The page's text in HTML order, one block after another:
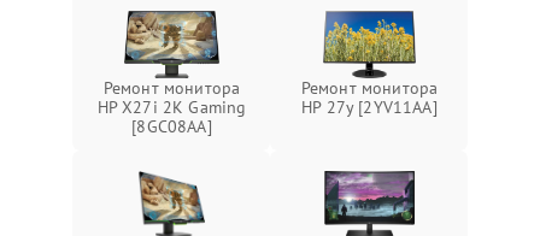
Ремонт монитора
HP X27i 2K Gaming
[8GC08AA]
Ремонт монитора
HP 27y [2YV11AA]